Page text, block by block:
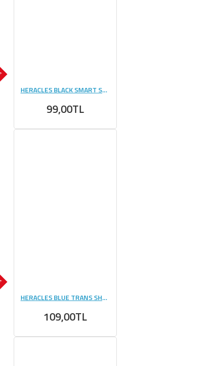
HERACLES BLACK SMART SHAKER 400 ML
99,00TL
HERACLES BLUE TRANS SHAKER 700 ML
109,00TL